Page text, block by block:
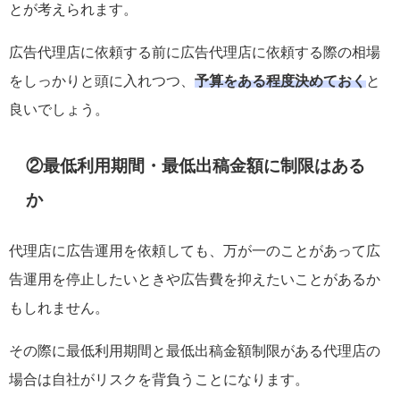
とが考えられます。
広告代理店に依頼する前に広告代理店に依頼する際の相場
をしっかりと頭に入れつつ、 予算をある程度決めておくと
良いでしょう。
②最低利用期間・最低出稿金額に制限はある
か
代理店に広告運用を依頼しても、万が一のことがあって広
告運用を停止したいときや広告費を抑えたいことがあるか
もしれません。
その際に最低利用期間と最低出稿金額制限がある代理店の
場合は自社がリスクを背負うことになります。